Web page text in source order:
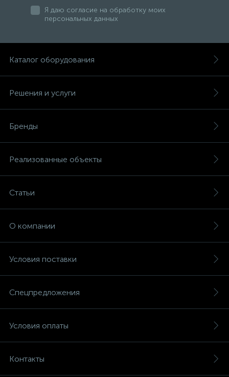
Я даю согласие на обработку моих
персональных данных
Каталог оборудования
Решения и услуги
Бренды
Реализованные объекты
Статьи
О компании
Условия поставки
Спецпредложения
Условия оплаты
Контакты